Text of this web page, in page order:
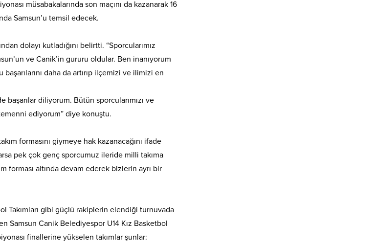
müsabakalarında son maçını da kazanarak 16
Samsun’u temsil edecek.
dolayı kutladığını belirtti. “Sporcularımız
ve Canik’in gururu oldular. Ben inanıyorum
daha da artırıp ilçemizi ve ilimizi en
diliyorum. Bütün sporcularımızı ve
ediyorum” diye konuştu.
formasını giymeye hak kazanacağını ifade
pek çok genç sporcumuz ileride milli takıma
forması altında devam ederek bizlerin ayrı bir
Takımları gibi güçlü rakiplerin elendiği turnuvada
Samsun Canik Belediyespor U14 Kız Basketbol
finallerine yükselen takımlar şunlar: